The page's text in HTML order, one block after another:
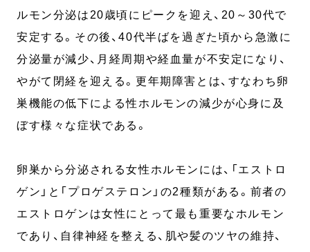
ルモン分泌は20歳頃にピークを迎え、20～30代で
安定する。その後、40代半ばを過ぎた頃から急激に
分泌量が減少、月経周期や経血量が不安定になり、
やがて閉経を迎える。更年期障害とは、すなわち卵
巣機能の低下による性ホルモンの減少が心身に及
ぼす様々な症状である。
卵巣から分泌される女性ホルモンには、「エストロ
ゲン」と「プロゲステロン」の2種類がある。前者の
エストロゲンは女性にとって最も重要なホルモン
であり、自律神経を整える、肌や髪のツヤの維持、